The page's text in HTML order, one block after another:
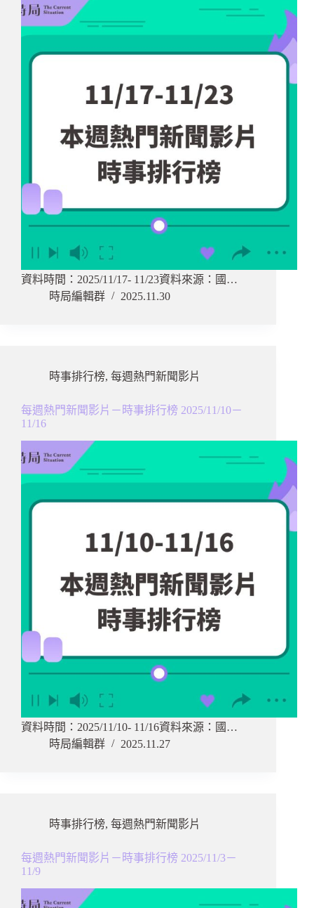
資料時間：2025/11/17- 11/23資料來源：國…
時局編輯群
2025.11.30
時事排行榜, 每週熱門新聞影片
每週熱門新聞影片－時事排行榜 2025/11/10－
11/16
資料時間：2025/11/10- 11/16資料來源：國…
時局編輯群
2025.11.27
時事排行榜, 每週熱門新聞影片
每週熱門新聞影片－時事排行榜 2025/11/3－
11/9